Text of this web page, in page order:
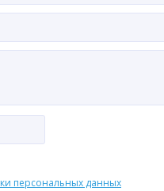
персональных данных